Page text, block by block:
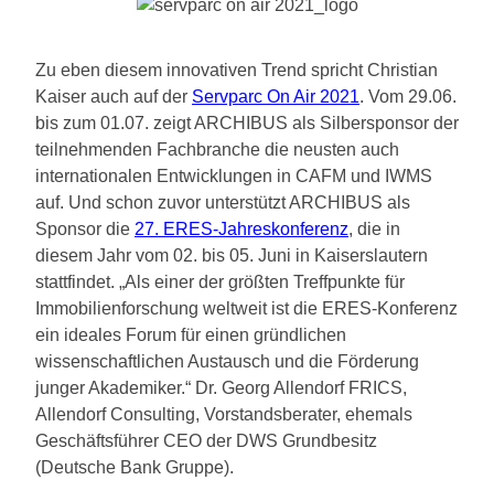
Zu eben diesem innovativen Trend spricht Christian
Kaiser auch auf der Servparc On Air 2021. Vom 29.06.
bis zum 01.07. zeigt ARCHIBUS als Silbersponsor der
teilnehmenden Fachbranche die neusten auch
internationalen Entwicklungen in CAFM und IWMS
auf. Und schon zuvor unterstützt ARCHIBUS als
Sponsor die 27. ERES-Jahreskonferenz, die in
diesem Jahr vom 02. bis 05. Juni in Kaiserslautern
stattfindet. „Als einer der größten Treffpunkte für
Immobilienforschung weltweit ist die ERES-Konferenz
ein ideales Forum für einen gründlichen
wissenschaftlichen Austausch und die Förderung
junger Akademiker.“ Dr. Georg Allendorf FRICS,
Allendorf Consulting, Vorstandsberater, ehemals
Geschäftsführer CEO der DWS Grundbesitz
(Deutsche Bank Gruppe).